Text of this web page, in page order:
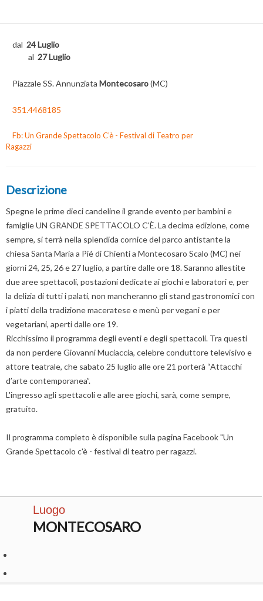
dal 24 Luglio
al 27 Luglio
Piazzale SS. Annunziata Montecosaro(MC)
351.4468185
Fb: Un Grande Spettacolo C’è - Festival di Teatro per
Ragazzi
Descrizione
Spegne le prime dieci candeline il grande evento per bambini e
famiglie UN GRANDE SPETTACOLO C'È. La decima edizione, come
sempre, si terrà nella splendida cornice del parco antistante la
chiesa Santa Maria a Pié di Chienti a Montecosaro Scalo (MC) nei
giorni 24, 25, 26 e 27 luglio, a partire dalle ore 18. Saranno allestite
due aree spettacoli, postazioni dedicate ai giochi e laboratori e, per
la delizia di tutti i palati, non mancheranno gli stand gastronomici con
i piatti della tradizione maceratese e menù per vegani e per
vegetariani, aperti dalle ore 19.
Ricchissimo il programma degli eventi e degli spettacoli. Tra questi
da non perdere Giovanni Muciaccia, celebre conduttore televisivo e
attore teatrale, che sabato 25 luglio alle ore 21 porterà “Attacchi
d’arte contemporanea”.
L'ingresso agli spettacoli e alle aree giochi, sarà, come sempre,
gratuito.
Il programma completo è disponibile sulla pagina Facebook "Un
Grande Spettacolo c'è - festival di teatro per ragazzi.
Luogo
MONTECOSARO